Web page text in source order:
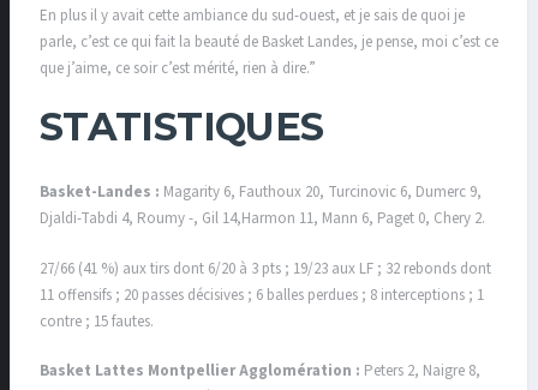
En plus il y avait cette ambiance du sud-ouest, et je sais de quoi je
parle, c’est ce qui fait la beauté de Basket Landes, je pense, moi c’est ce
que j’aime, ce soir c’est mérité, rien à dire.”
STATISTIQUES
Basket-Landes : Magarity 6, Fauthoux 20, Turcinovic 6, Dumerc 9,
Djaldi-Tabdi 4, Roumy -, Gil 14,Harmon 11, Mann 6, Paget 0, Chery 2.
27/66 (41 %) aux tirs dont 6/20 à 3 pts ; 19/23 aux LF ; 32 rebonds dont
11 offensifs ; 20 passes décisives ; 6 balles perdues ; 8 interceptions ; 1
contre ; 15 fautes.
Basket Lattes Montpellier Agglomération : Peters 2, Naigre 8,